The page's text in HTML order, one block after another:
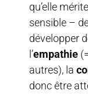
qu’elle
sensible –
développer
l’empathie
autres), la
donc être